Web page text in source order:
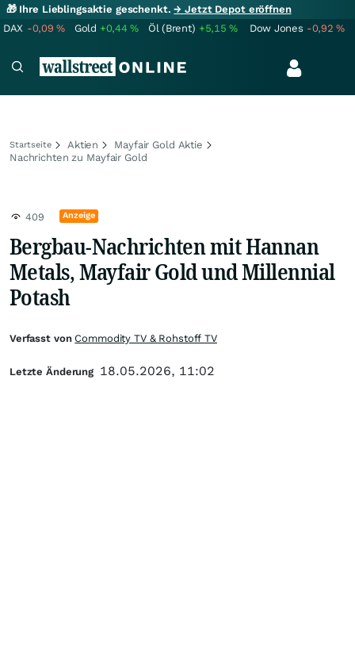
🎁 Ihre Lieblingsaktie geschenkt.→ Jetzt Depot eröffnen
DAX -0,09% Gold +0,44% Öl (Brent) +5,15% Dow Jones -0,92%
Startseite Aktien
Mayfair Gold Aktie
Nachrichten zu Mayfair Gold
409 Anzeige
Bergbau-Nachrichten mit Hannan
Metals, Mayfair Gold und Millennial
Potash
Verfasst von Commodity TV & Rohstoff TV
Letzte Änderung 18.05.2026, 11:02